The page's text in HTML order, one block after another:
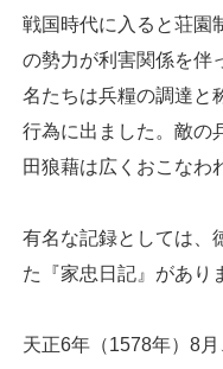
戦国時代に入ると荘園
の勢力が利害関係を伴
名たちは兵糧の調達と
行為に出ました。敵の
田狼藉は広くおこなわ
有名な記録としては、
た『家忠日記』があり
天正6年（1578年）8